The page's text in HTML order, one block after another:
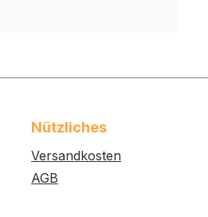
Nützliches
Versandkosten
AGB